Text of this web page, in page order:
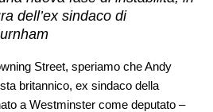
dell’ex sindaco di
Street, speriamo che Andy
britannico, ex sindaco della
a Westminster come deputato –